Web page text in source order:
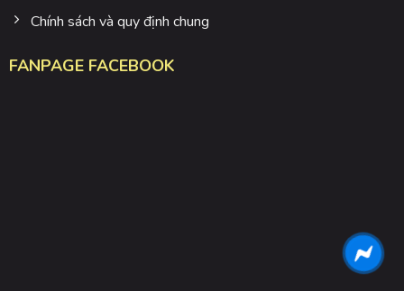
Chính sách và quy định chung
FANPAGE FACEBOOK